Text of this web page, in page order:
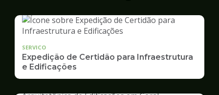
SERVICO
Expedição de Certidão para Infraestrutura
e Edificações